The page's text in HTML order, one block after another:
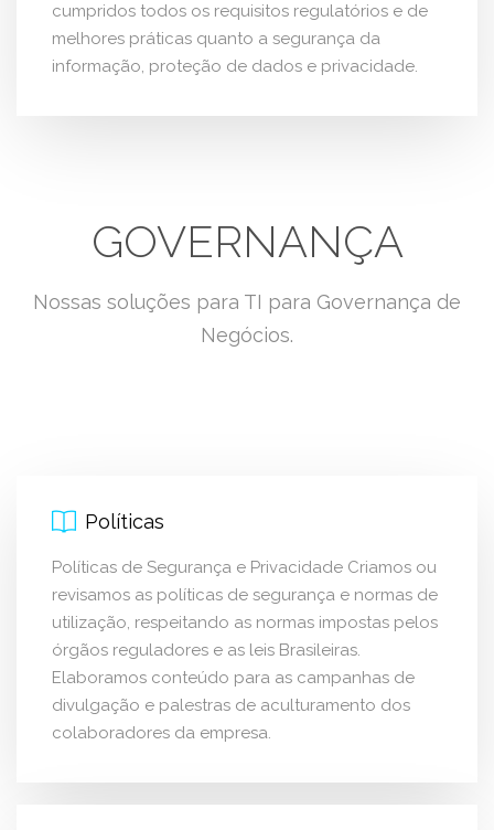
cumpridos todos os requisitos regulatórios e de
melhores práticas quanto a segurança da
informação, proteção de dados e privacidade.
GOVERNANÇA
Nossas soluções para TI para Governança de
Negócios.
Políticas
Políticas de Segurança e Privacidade Criamos ou
revisamos as políticas de segurança e normas de
utilização, respeitando as normas impostas pelos
órgãos reguladores e as leis Brasileiras.
Elaboramos conteúdo para as campanhas de
divulgação e palestras de aculturamento dos
colaboradores da empresa.